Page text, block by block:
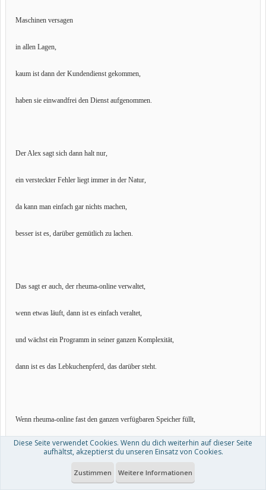
Maschinen versagen
in allen Lagen,
kaum ist dann der Kundendienst gekommen,
haben sie einwandfrei den Dienst aufgenommen.
Der Alex sagt sich dann halt nur,
ein versteckter Fehler liegt immer in der Natur,
da kann man einfach gar nichts machen,
besser ist es, darüber gemütlich zu lachen.
Das sagt er auch, der rheuma-online verwaltet,
wenn etwas läuft, dann ist es einfach veraltet,
und wächst ein Programm in seiner ganzen Komplexität,
dann ist es das Lebkuchenpferd, das darüber steht.
Wenn rheuma-online fast den ganzen verfügbaren Speicher füllt,
dann ist es Doegi, der mit Genuss seinen Heißhunger stillt,
er schichtet alles einfach um
Diese Seite verwendet Cookies. Wenn du dich weiterhin auf dieser Seite
aufhältst, akzeptierst du unseren Einsatz von Cookies.
Zustimmen Weitere Informationen